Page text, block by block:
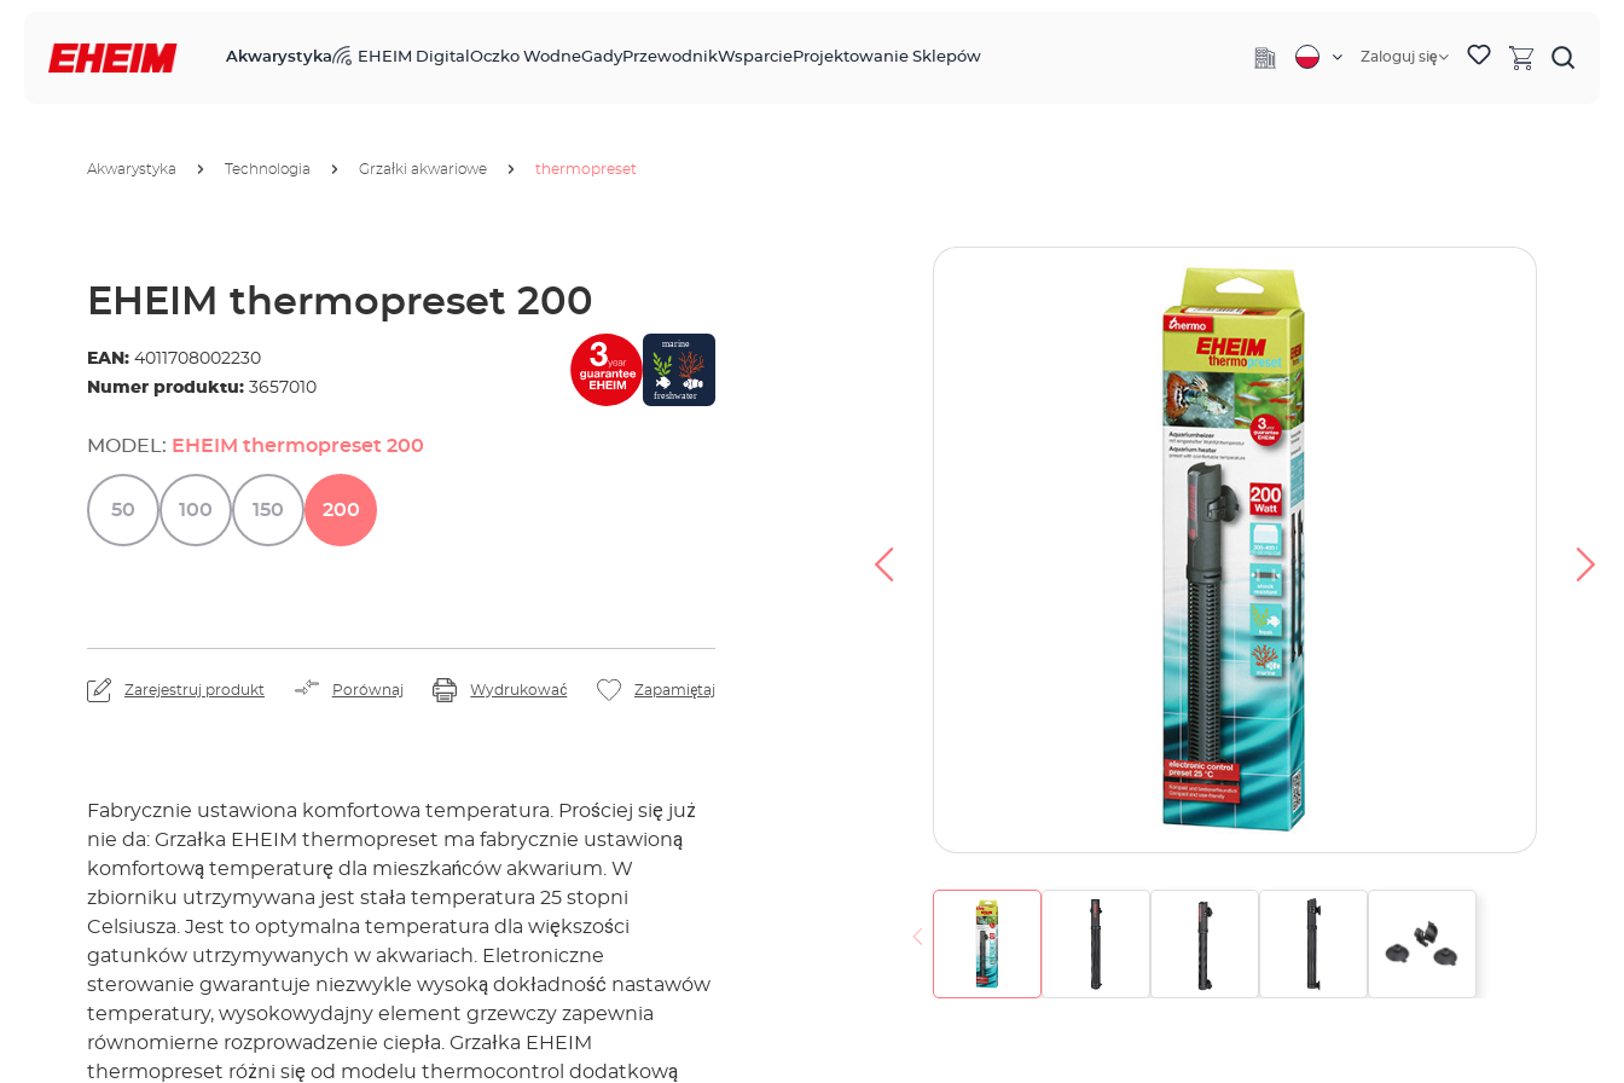
Akwarystyka EHEIM Digital Oczko WodneGadyPrzewodnikWsparcieProjektowanie Sklepów Zaloguj się
Akwarystyka Technologia Grzałki akwariowe thermopreset
EHEIM thermopreset 200
EAN: 4011708002230
Numer produktu: 3657010
MODEL: EHEIM thermopreset 200
50 100 150 200
Zarejestruj produkt Porównaj Wydrukować Zapamiętaj
Fabrycznie ustawiona komfortowa temperatura. Prościej się już
nie da: Grzałka EHEIM thermopreset ma fabrycznie ustawioną
komfortową temperaturę dla mieszkańców akwarium. W
zbiorniku utrzymywana jest stała temperatura 25 stopni
Celsiusza. Jest to optymalna temperatura dla większości
gatunków utrzymywanych w akwariach. Eletroniczne
sterowanie gwarantuje niezwykle wysoką dokładność nastawów
temperatury, wysokowydajny element grzewczy zapewnia
równomierne rozprowadzenie ciepła. Grzałka EHEIM
thermopreset różni się od modelu thermocontrol dodatkową